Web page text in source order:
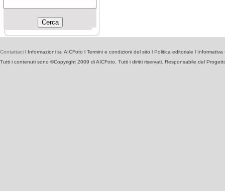
Contattaci l Informazioni su AICFoto l Termini e condizioni del sito l Politica editoriale l Informativa
Tutti i contenuti sono ©Copyright 2009 di AICFoto. Tutti i diritti riservati. Responsabile del